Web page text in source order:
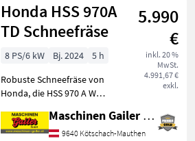
Land Filter
11
anzeigen
Honda HSS 970A
TD Schneefräse
5.990
€
inkl. 20 %
MwSt.
4.991,67 €
exkl.
8 PS/6 kW Bj. 2024
5 h
Robuste Schneefräse von
Honda, die HSS 970 A W
Räumleistung bei 71cm
Arbeitsbreite und 16m
Maschinen Gailer GmbH
9640 Kötschach-Mauthen